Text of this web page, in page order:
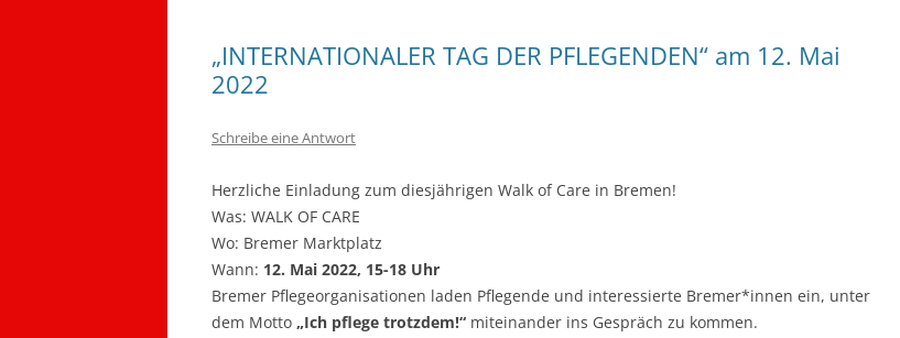
„INTERNATIONALER TAG DER PFLEGENDEN“ am 12. Mai
2022
Schreibe eine Antwort
Herzliche Einladung zum diesjährigen Walk of Care in Bremen!
Was: WALK OF CARE
Wo: Bremer Marktplatz
Wann: 12. Mai 2022, 15-18 Uhr
Bremer Pflegeorganisationen laden Pflegende und interessierte Bremer*innen ein, unter
dem Motto „Ich pflege trotzdem!“ miteinander ins Gespräch zu kommen.